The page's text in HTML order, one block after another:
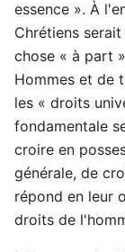
essence ». À
Chrétiens
chose « à part
Hommes et de
les « droits
fondamentale
croire en
générale, de
répond en leur
droits de